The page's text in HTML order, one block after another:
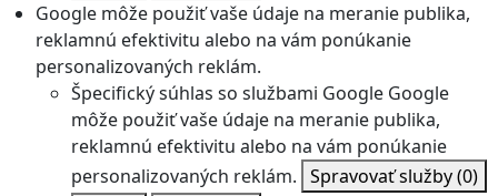
Google môže použiť vaše údaje na meranie publika,
reklamnú efektivitu alebo na vám ponúkanie
personalizovaných reklám.
Špecifický súhlas so službami Google Google
môže použiť vaše údaje na meranie publika,
reklamnú efektivitu alebo na vám ponúkanie
personalizovaných reklám. Spravovať služby(0)